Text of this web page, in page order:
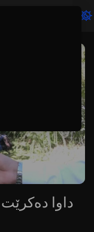
auto
داوا